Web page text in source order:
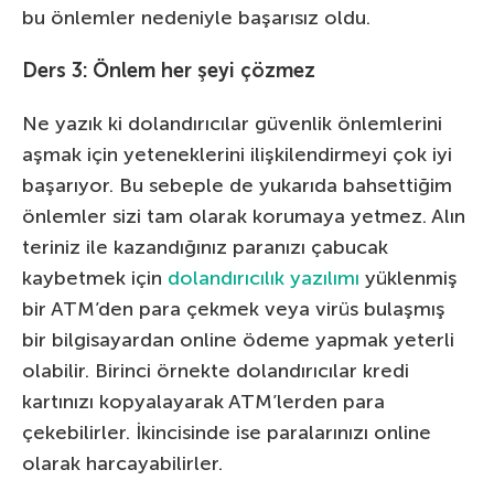
bu önlemler nedeniyle başarısız oldu.
Ders 3: Önlem her şeyi çözmez
Ne yazık ki dolandırıcılar güvenlik önlemlerini
aşmak için yeteneklerini ilişkilendirmeyi çok iyi
başarıyor. Bu sebeple de yukarıda bahsettiğim
önlemler sizi tam olarak korumaya yetmez. Alın
teriniz ile kazandığınız paranızı çabucak
kaybetmek için dolandırıcılık yazılımı yüklenmiş
bir ATM’den para çekmek veya virüs bulaşmış
bir bilgisayardan online ödeme yapmak yeterli
olabilir. Birinci örnekte dolandırıcılar kredi
kartınızı kopyalayarak ATM’lerden para
çekebilirler. İkincisinde ise paralarınızı online
olarak harcayabilirler.